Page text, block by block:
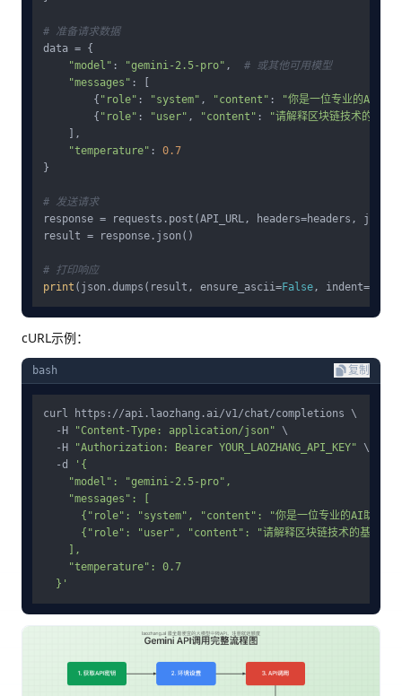
# 准备请求数据
data = {
"model" : "gemini-2.5-pro" , # 或其他可用模型
"messages" : [
        {
"role" : "system" , "content" :
"你是一位专业的AI助手
        {
"role" : "user" , "content" :
"请解释区块链技术的基本
    ],
"temperature" : 0.7
}
# 发送请求
response = requests.post(API_URL, headers=headers,
result = response.json()
# 打印响应
print (json.dumps(result, ensure_ascii=False, indent=
cURL示例：
bash 复制
curl https://api.laozhang.ai/v1/chat/completions \
  -H
"Content-Type: application/json" \
  -H
"Authorization: Bearer YOUR_LAOZHANG_API_KEY" \
  -d
'{
    "model": "gemini-2.5-pro",
    "messages": [
{"role": "system", "content": "你是一位专业的AI助手。
{"role": "user", "content": "请解释区块链技术的基本概
    ],
    "temperature": 0.7
  }'